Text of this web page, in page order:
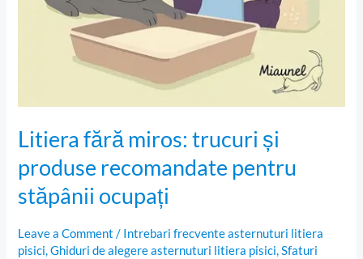
Litiera fără miros: trucuri și
produse recomandate pentru
stăpânii ocupați
Leave a Comment / Intrebari frecvente asternuturi litiera
pisici,Ghiduri de alegere asternuturi litiera pisici,Sfaturi